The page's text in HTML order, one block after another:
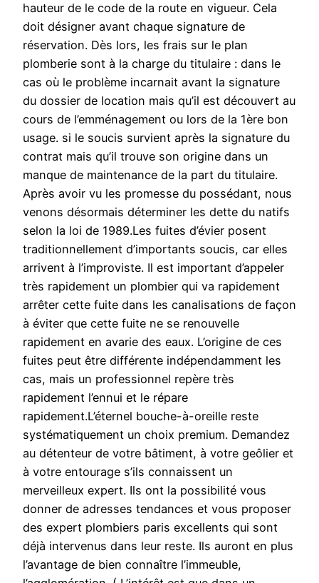
hauteur de le code de la route en vigueur. Cela
doit désigner avant chaque signature de
réservation. Dès lors, les frais sur le plan
plomberie sont à la charge du titulaire : dans le
cas où le problème incarnait avant la signature
du dossier de location mais qu’il est découvert au
cours de l’emménagement ou lors de la 1ère bon
usage. si le soucis survient après la signature du
contrat mais qu’il trouve son origine dans un
manque de maintenance de la part du titulaire.
Après avoir vu les promesse du possédant, nous
venons désormais déterminer les dette du natifs
selon la loi de 1989.Les fuites d’évier posent
traditionnellement d’importants soucis, car elles
arrivent à l’improviste. Il est important d’appeler
très rapidement un plombier qui va rapidement
arrêter cette fuite dans les canalisations de façon
à éviter que cette fuite ne se renouvelle
rapidement en avarie des eaux. L’origine de ces
fuites peut être différente indépendamment les
cas, mais un professionnel repère très
rapidement l’ennui et le répare
rapidement.L’éternel bouche-à-oreille reste
systématiquement un choix premium. Demandez
au détenteur de votre bâtiment, à votre geôlier et
à votre entourage s’ils connaissent un
merveilleux expert. Ils ont la possibilité vous
donner de adresses tendances et vous proposer
des expert plombiers paris excellents qui sont
déjà intervenus dans leur reste. Ils auront en plus
l’avantage de bien connaître l’immeuble,